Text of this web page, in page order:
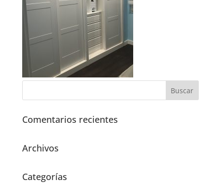
Comentarios recientes
Archivos
Categorías